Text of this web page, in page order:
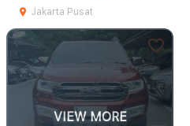
Jakarta Pusat
VIEW MORE